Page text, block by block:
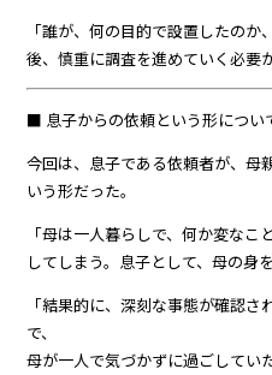
「誰が、何の目的で設置したの
後、慎重に調査を進めていく必要
■ 息子からの依頼という形につい
今回は、息子である依頼者が、母
いう形だった。
「母は一人暮らしで、何か変な
してしまう。息子として、母の身
「結果的に、深刻な事態が確認
で、
母が一人で気づかずに過ごしてい